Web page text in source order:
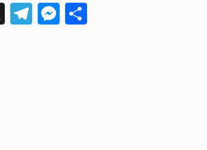
X Telegram
Messenger